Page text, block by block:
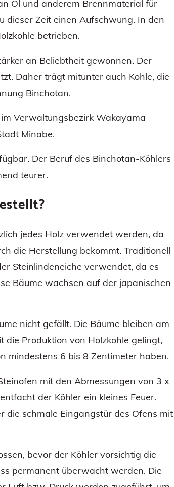
Öl und anderem Brennmaterial für
dieser Zeit einen Aufschwung. In den
betrieben.
an Beliebtheit gewonnen. Der
Daher trägt mitunter auch Kohle, die
Binchotan.
Verwaltungsbezirk Wakayama
Minabe.
Der Beruf des Binchotan-Köhlers
teurer.
jedes Holz verwendet werden, da
die Herstellung bekommt. Traditionell
Steinlindeneiche verwendet, da es
Bäume wachsen auf der japanischen
nicht gefällt. Die Bäume bleiben am
die Produktion von Holzkohle gelingt,
mindestens 6 bis 8 Zentimeter haben.
mit den Abmessungen von 3 x
der Köhler ein kleines Feuer.
die schmale Eingangstür des Ofens mit
bevor der Köhler vorsichtig die
permanent überwacht werden. Die